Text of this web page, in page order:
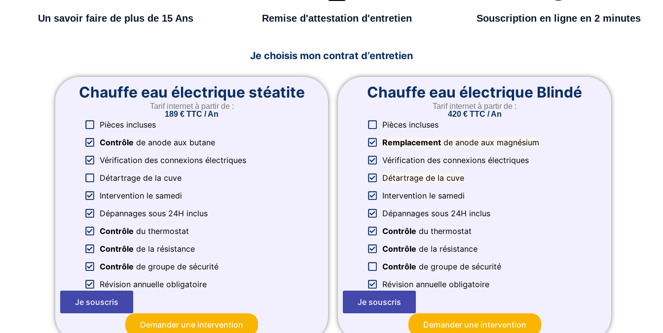
Un savoir faire de plus de 15 Ans Remise d'attestation d'entretien Souscription en ligne en 2 minutes
Je choisis mon contrat d’entretien
Chauffe eau électrique stéatite
Tarif internet à partir de :
189 € TTC / An
Pièces incluses​
Contrôle de anode aux butane
Vérification des connexions électriques
Détartrage de la cuve
Intervention le samedi​
Dépannages sous 24H inclus​
Contrôle du thermostat
Contrôle de la résistance
Contrôle de groupe de sécurité
Révision annuelle obligatoire
Je souscris
Demander une intervention
Chauffe eau électrique Blindé
Tarif internet à partir de :
420 € TTC / An
Pièces incluses​
Remplacement de anode aux magnésium
Vérification des connexions électriques
Détartrage de la cuve
Intervention le samedi​
Dépannages sous 24H inclus​
Contrôle du thermostat
Contrôle de la résistance
Contrôle de groupe de sécurité
Révision annuelle obligatoire
Je souscris
Demander une intervention